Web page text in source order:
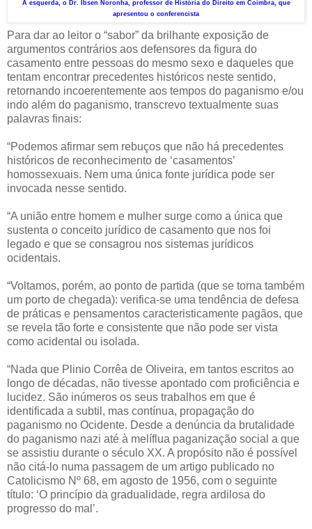
À esquerda, o Dr. Ibsen Noronha, professor de História do Direito em Coimbra, que
apresentou o conferencista
Para dar ao leitor o “sabor” da brilhante exposição de
argumentos contrários aos defensores da figura do
casamento entre pessoas do mesmo sexo e daqueles que
tentam encontrar precedentes históricos neste sentido,
retornando incoerentemente aos tempos do paganismo e/ou
indo além do paganismo, transcrevo textualmente suas
palavras finais:
“Podemos afirmar sem rebuços que não há precedentes
históricos de reconhecimento de ‘casamentos’
homossexuais. Nem uma única fonte jurídica pode ser
invocada nesse sentido.
“A união entre homem e mulher surge como a única que
sustenta o conceito jurídico de casamento que nos foi
legado e que se consagrou nos sistemas jurídicos
ocidentais.
“Voltamos, porém, ao ponto de partida (que se torna também
um porto de chegada): verifica-se uma tendência de defesa
de práticas e pensamentos caracteristicamente pagãos, que
se revela tão forte e consistente que não pode ser vista
como acidental ou isolada.
“Nada que Plinio Corrêa de Oliveira, em tantos escritos ao
longo de décadas, não tivesse apontado com proficiência e
lucidez. São inúmeros os seus trabalhos em que é
identificada a subtil, mas contínua, propagação do
paganismo no Ocidente. Desde a denúncia da brutalidade
do paganismo nazi até à melíflua paganização social a que
se assistiu durante o século XX. A propósito não é possível
não citá-lo numa passagem de um artigo publicado no
Catolicismo Nº 68, em agosto de 1956, com o seguinte
título: ‘O princípio da gradualidade, regra ardilosa do
progresso do mal’.